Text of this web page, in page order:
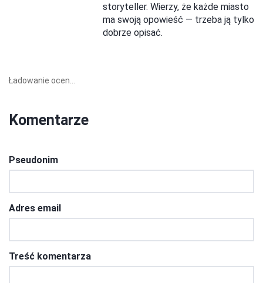
storyteller. Wierzy, że każde miasto
ma swoją opowieść — trzeba ją tylko
dobrze opisać.
Ładowanie ocen...
Komentarze
Pseudonim
Adres email
Treść komentarza